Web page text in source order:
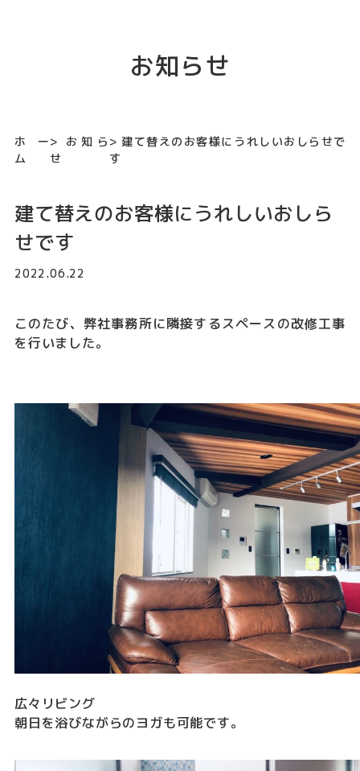
お知らせ
ホー
ム
お知ら
せ
建て替えのお客様にうれしいおしらせで
す
建て替えのお客様にうれしいおしら
せです
2022.06.22
このたび、弊社事務所に隣接するスペースの改修工事
を行いました。
広々リビング
朝日を浴びながらのヨガも可能です。